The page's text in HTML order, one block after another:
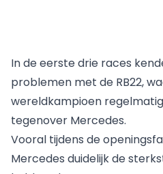
In de eerste drie races
problemen met de RB22,
wereldkampioen
tegenover Mercedes.
Vooral tijdens de
Mercedes duidelijk de